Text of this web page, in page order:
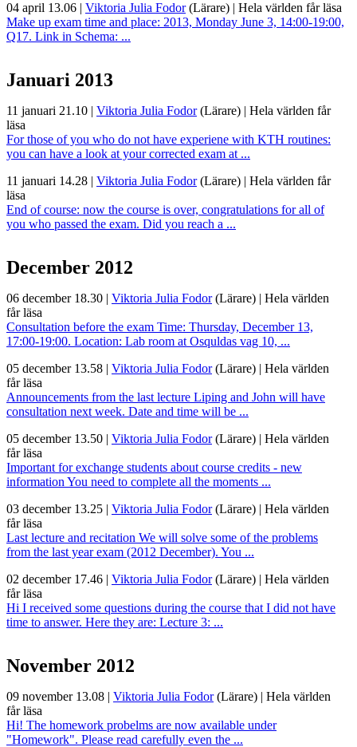
04 april 13.06 | Viktoria Julia Fodor(Lärare) | Hela världen får läsa
Make up exam time and place: 2013, Monday June 3, 14:00-19:00,
Q17. Link in Schema: ...
Januari 2013
11 januari 21.10 | Viktoria Julia Fodor(Lärare) | Hela världen får
läsa
For those of you who do not have experiene with KTH routines:
you can have a look at your corrected exam at ...
11 januari 14.28 | Viktoria Julia Fodor(Lärare) | Hela världen får
läsa
End of course: now the course is over, congratulations for all of
you who passed the exam. Did you reach a ...
December 2012
06 december 18.30 | Viktoria Julia Fodor(Lärare) | Hela världen
får läsa
Consultation before the exam Time: Thursday, December 13,
17:00-19:00. Location: Lab room at Osquldas vag 10, ...
05 december 13.58 | Viktoria Julia Fodor(Lärare) | Hela världen
får läsa
Announcements from the last lecture Liping and John will have
consultation next week. Date and time will be ...
05 december 13.50 | Viktoria Julia Fodor(Lärare) | Hela världen
får läsa
Important for exchange students about course credits - new
information You need to complete all the moments ...
03 december 13.25 | Viktoria Julia Fodor(Lärare) | Hela världen
får läsa
Last lecture and recitation We will solve some of the problems
from the last year exam (2012 December). You ...
02 december 17.46 | Viktoria Julia Fodor(Lärare) | Hela världen
får läsa
Hi I received some questions during the course that I did not have
time to answer. Here they are: Lecture 3: ...
November 2012
09 november 13.08 | Viktoria Julia Fodor(Lärare) | Hela världen
får läsa
Hi! The homework probelms are now available under
"Homework". Please read carefully even the ...